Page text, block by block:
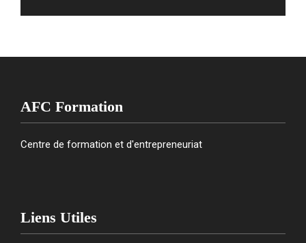
AFC Formation
Centre de formation et d'entrepreneuriat
Liens Utiles